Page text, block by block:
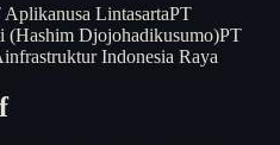
Aplikanusa LintasartaPT
(Hashim Djojohadikusumo)PT
Indonesia Raya